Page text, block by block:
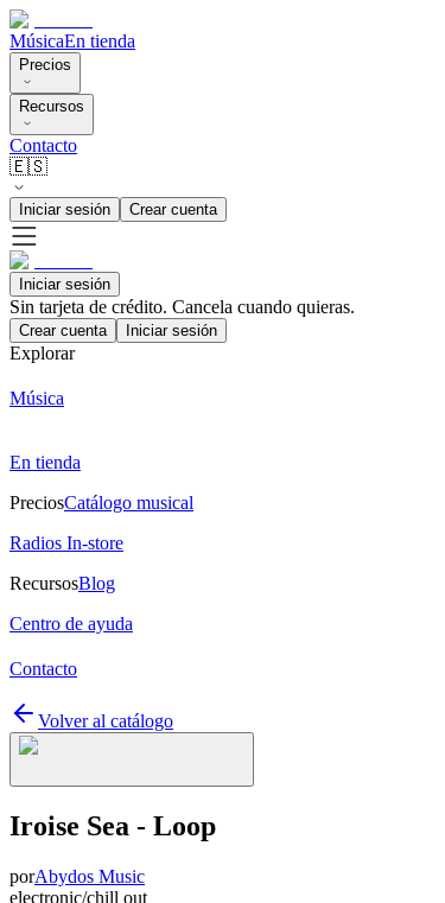
MúsicaEn tienda
Precios
Recursos
Contacto
🇪🇸
Iniciar sesión Crear cuenta
Iniciar sesión
Sin tarjeta de crédito. Cancela cuando quieras.
Crear cuenta Iniciar sesión
Explorar
Música
En tienda
PreciosCatálogo musical
Radios In-store
RecursosBlog
Centro de ayuda
Contacto
Volver al catálogo
Iroise Sea - Loop
porAbydos Music
electronic/chill out